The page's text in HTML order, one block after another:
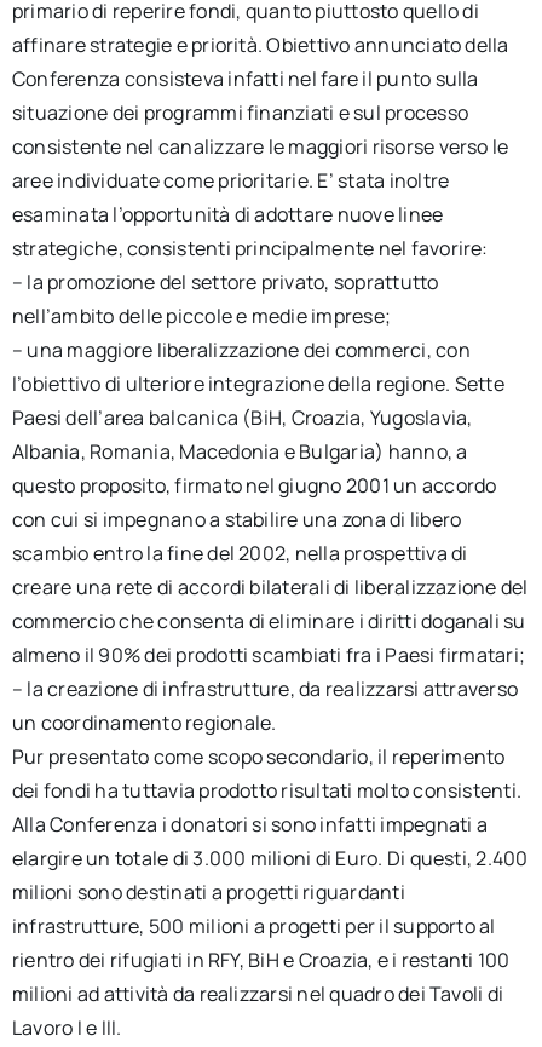
primario di reperire fondi, quanto piuttosto quello di
affinare strategie e priorità. Obiettivo annunciato della
Conferenza consisteva infatti nel fare il punto sulla
situazione dei programmi finanziati e sul processo
consistente nel canalizzare le maggiori risorse verso le
aree individuate come prioritarie. E’ stata inoltre
esaminata l’opportunità di adottare nuove linee
strategiche, consistenti principalmente nel favorire:
– la promozione del settore privato, soprattutto
nell’ambito delle piccole e medie imprese;
– una maggiore liberalizzazione dei commerci, con
l’obiettivo di ulteriore integrazione della regione. Sette
Paesi dell’area balcanica (BiH, Croazia, Yugoslavia,
Albania, Romania, Macedonia e Bulgaria) hanno, a
questo proposito, firmato nel giugno 2001 un accordo
con cui si impegnano a stabilire una zona di libero
scambio entro la fine del 2002, nella prospettiva di
creare una rete di accordi bilaterali di liberalizzazione del
commercio che consenta di eliminare i diritti doganali su
almeno il 90% dei prodotti scambiati fra i Paesi firmatari;
– la creazione di infrastrutture, da realizzarsi attraverso
un coordinamento regionale.
Pur presentato come scopo secondario, il reperimento
dei fondi ha tuttavia prodotto risultati molto consistenti.
Alla Conferenza i donatori si sono infatti impegnati a
elargire un totale di 3.000 milioni di Euro. Di questi, 2.400
milioni sono destinati a progetti riguardanti
infrastrutture, 500 milioni a progetti per il supporto al
rientro dei rifugiati in RFY, BiH e Croazia, e i restanti 100
milioni ad attività da realizzarsi nel quadro dei Tavoli di
Lavoro I e III.